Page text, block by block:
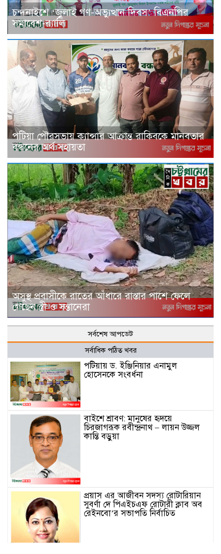
চন্দনাইশে ‘জুলাই গণ-অভ্যুত্থান দিবস’ বিএনপির
সমাবেশ-র‌্যালি
পটিয়া পৌরসভায় ক্যান্সার আক্রান্ত রাকিবকে মানবতার
বন্ধনের অর্থ সহায়তা
অসুস্থ প্রবাসীকে রাতের আঁধারে রাস্তার পাশে ফেলে
গেছেন স্ত্রী ও সন্তানেরা
সর্বশেষ আপডেট
সর্বাধিক পঠিত খবর
পটিয়ায় ড. ইঞ্জিনিয়ার এনামুল
হোসেনকে সংবর্ধনা
বাইশে শ্রাবণ: মানুষের হৃদয়ে
চিরজাগরূক রবীন্দ্রনাথ – লায়ন উজ্জল
কান্তি বড়ুয়া
প্রয়াস এর আজীবন সদস্য রোটারিয়ান
সুবর্ণা দে পিএইচএফ রোটারী ক্লাব অব
রেইনবো’র সভাপতি নির্বাচিত